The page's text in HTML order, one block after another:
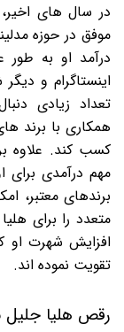
در سال های
موفق در حوزه
درآمد او به
اینستاگرام و
تعداد زیادی
همکاری با برند
کسب کند. علاوه
مهم درآمدی
برندهای معتبر،
متعدد را برای
افزایش شهرت او
تقویت نموده اند.
رقص هلیا جلیل